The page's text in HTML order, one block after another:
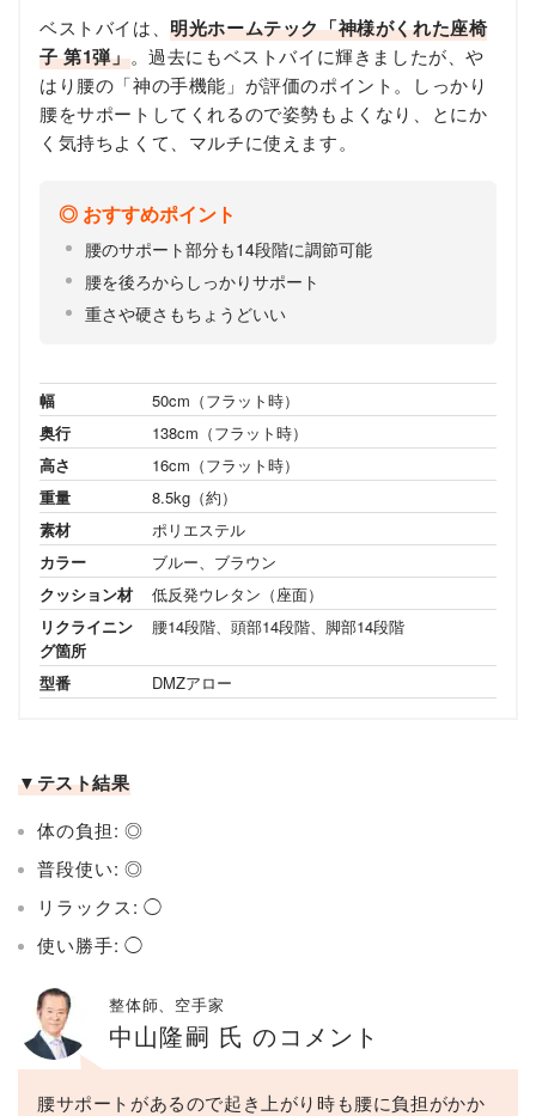
ベストバイは、明光ホームテック「神様がくれた座椅
子 第1弾」。過去にもベストバイに輝きましたが、や
はり腰の「神の手機能」が評価のポイント。しっかり
腰をサポートしてくれるので姿勢もよくなり、とにか
く気持ちよくて、マルチに使えます。
おすすめポイント
腰のサポート部分も14段階に調節可能
腰を後ろからしっかりサポート
重さや硬さもちょうどいい
幅
50cm（フラット時）
奥行
138cm（フラット時）
高さ
16cm（フラット時）
重量
8.5kg（約）
素材
ポリエステル
カラー
ブルー、ブラウン
クッション材
低反発ウレタン（座面）
リクライニン
グ箇所
腰14段階、頭部14段階、脚部14段階
型番 DMZアロー
▼テスト結果
体の負担: ◎
普段使い: ◎
リラックス: ◯
使い勝手: ◯
整体師、空手家
中山隆嗣 氏 のコメント
腰サポートがあるので起き上がり時も腰に負担がかか